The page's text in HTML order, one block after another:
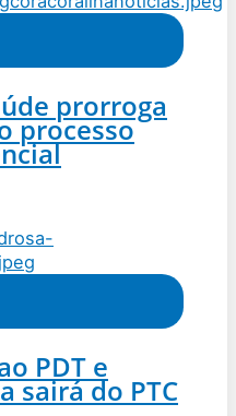
prorroga
processo
PDT e
sairá do PTC